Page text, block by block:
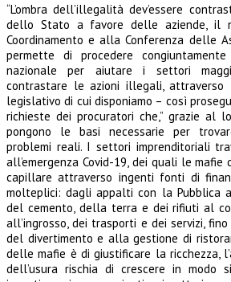
“L’ombra dell’illegalità dev’essere
dello Stato a favore delle aziende, il
Coordinamento e alla Conferenza delle
permette di procedere
nazionale per aiutare i settori
contrastare le azioni illegali, attraverso
legislativo di cui disponiamo – così
richieste dei procuratori che,” grazie al
pongono le basi necessarie per
problemi reali. I settori imprenditoriali
all’emergenza Covid-19, dei quali le
capillare attraverso ingenti fonti di
molteplici: dagli appalti con la Pubblica
del cemento, della terra e dei rifiuti al
all’ingrosso, dei trasporti e dei servizi,
del divertimento e alla gestione di
delle mafie è di giustificare la ricchezza,
dell’usura rischia di crescere in modo